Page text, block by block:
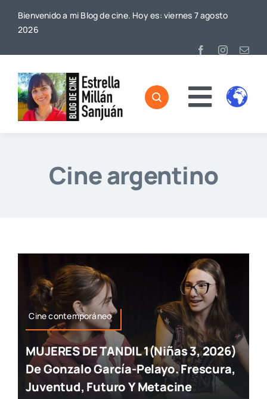
Bienvenido a mi Blog de cine. Hoy es: viernes 7 agosto
2026
Home
Contacto
Cine argentino
Cine contemporáneo
MUJERES DE TANDIL 1(Niñas 3, 2026)
De Gonzalo García-Pelayo. Frescura,
Juventud, Futuro Y Metacine